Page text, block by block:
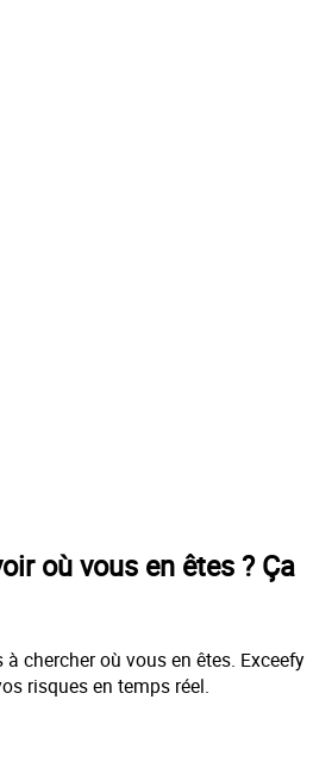
où vous en êtes ? Ça
chercher où vous en êtes. Exceefy
risques en temps réel.